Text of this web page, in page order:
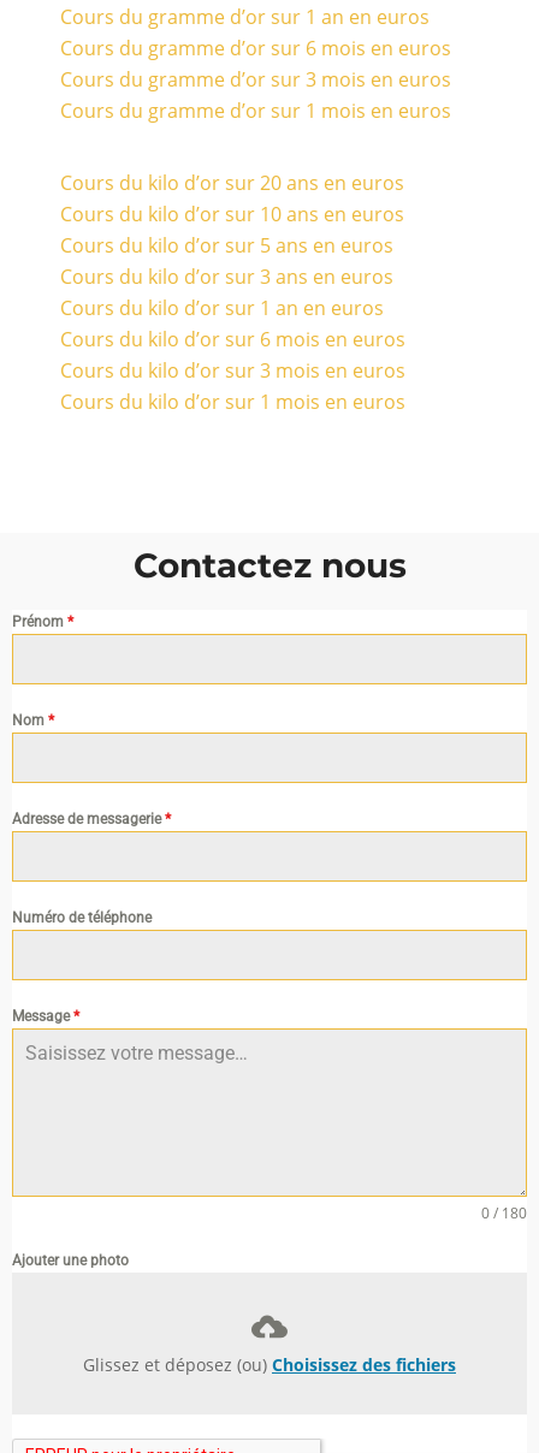
Cours du gramme d’or sur 1 an en euros
Cours du gramme d’or sur 6 mois en euros
Cours du gramme d’or sur 3 mois en euros
Cours du gramme d’or sur 1 mois en euros
Cours du kilo d’or sur 20 ans en euros
Cours du kilo d’or sur 10 ans en euros
Cours du kilo d’or sur 5 ans en euros
Cours du kilo d’or sur 3 ans en euros
Cours du kilo d’or sur 1 an en euros
Cours du kilo d’or sur 6 mois en euros
Cours du kilo d’or sur 3 mois en euros
Cours du kilo d’or sur 1 mois en euros
Contactez nous
Prénom *
Nom *
Adresse de messagerie*
Numéro de téléphone
Message*
0 / 180
Ajouter une photo
Glissez et déposez (ou) Choisissez des fichiers